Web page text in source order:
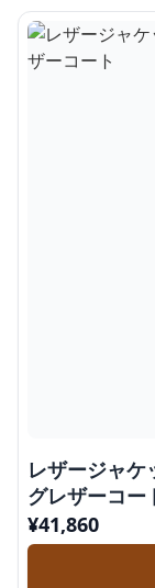
レザージャケ
グレザーコー
¥41,860